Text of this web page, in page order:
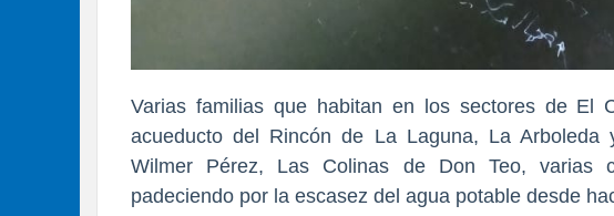
Varias familias que habitan en los sectores de El
acueducto del Rincón de La Laguna, La
Wilmer Pérez, Las Colinas de Don Teo, varias
padeciendo por la escasez del agua potable desde